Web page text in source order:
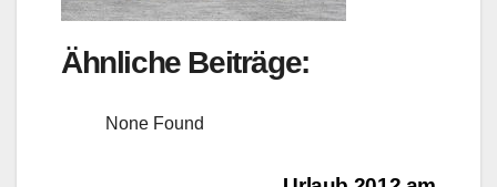
Ähnliche Beiträge:
None Found